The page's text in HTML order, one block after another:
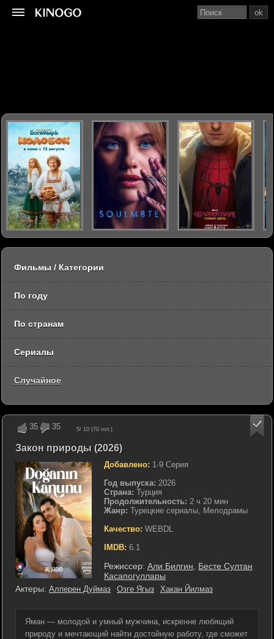
35 35 5/ 10 (70 гол.)
Закон природы (2026)
Добавлено: 1-9 Серия
Год выпуска: 2026
Страна: Турция
Продолжительность: 2 ч 20 мин
Жанр: Турецкие сериалы, Мелодрамы
Качество: WEBDL
IMDB: 6.1
Режиссер: Али Билгин
Бесте Султан
Касапогуллары
Актеры: Алперен Дуймаз Озге Ягыз Хакан Йилмаз
Яман — молодой и умный мужчина, искренне любящий
природу и мечтающий найти достойную работу, где сможет
ok
Фильмы / Категории
По году
По странам
Сериалы
Случайное